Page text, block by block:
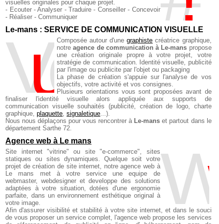
visuelles originales pour chaque projet.
- Ecouter - Analyser - Traduire - Conseiller - Concevoir
- Réaliser - Communiquer
Le-mans : SERVICE DE COMMUNICATION VISUELLE
Vue , création
Composée autour d'unegraphiste créatrice graphique,
notreagence de communication à Le-mans propose
une création originale propre à votre projet, votre
stratégie de communication. Identité visuelle, publicité
par l'image ou publicite par l'objet ou packaging
La phase de création s'appuie sur l'analyse de vos
objectifs, votre activité et vos consignes.
Plusieurs orientations vous sont proposées avant de
finaliser l'identité visuelle alors appliquée aux supports de
communication visuelle souhaités (publicité, création de logo, charte
graphique,plaquette,signaletique...).
Nous nous déplaçons pour vous rencontrer à Le-mans et partout dans le
département Sarthe 72.
Agence web à Le mans W
Site internet "vitrine" ou site "e-commerce", sites
statiques ou sites dynamiques. Quelque soit votre
projet de création de site internet, notre agence web à
Le mans met à votre service une equipe de
webmaster, webdesigner et developpe des solutions
adaptées à votre situation, dotées d'une ergonomie
parfaite, dans un environnement esthétique original à
votre image.
Afin d'assurer visibilité et stabilité à votre site internet, et dans le souci
de vous proposer un service complet, l'agence web propose les services